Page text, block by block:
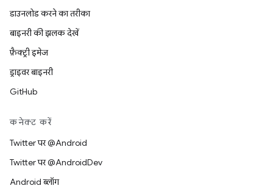
डाउनलोड करने का तरीका
बाइनरी की झलक देखें
फ़ैक्ट्री इमेज
ड्राइवर बाइनरी
GitHub
कनेक्ट करें
Twitter पर @Android
Twitter पर @AndroidDev
Android ब्लॉग